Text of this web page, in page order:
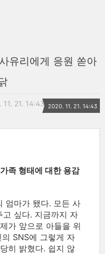
유리에게 응원 쏟아
11. 21. 14:43 2020. 11. 21. 14:43
족 형태에 대한 용감
엄마가 됐다. 모든 사
싶다. 지금까지 자
가 앞으로 아들을 위
SNS에 그렇게 자
히 밝혔다. 쉽지 않